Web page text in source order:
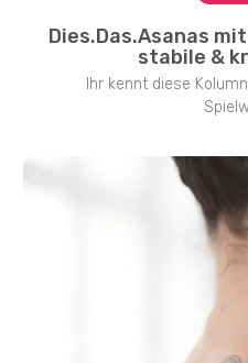
Dies.Das.Asanas
stabile &
Ihr kennt diese